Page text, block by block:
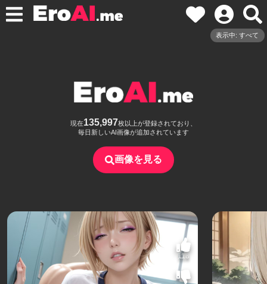
表示中: すべて
現在135,997枚以上が登録されており、
毎日新しいAI画像が追加されています
画像を見る
118